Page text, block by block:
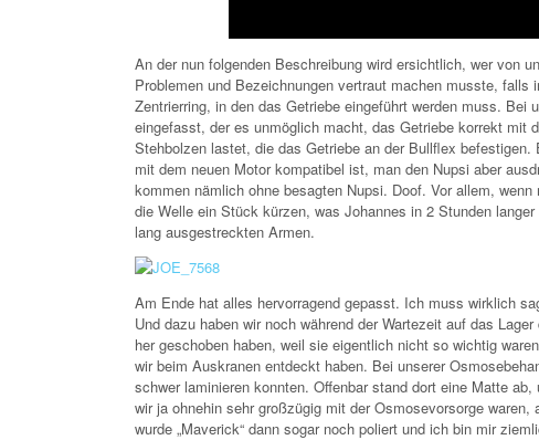
An der nun folgenden Beschreibung wird ersichtlich, wer von
Problemen und Bezeichnungen vertraut machen musste,
Zentrierring, in den das Getriebe eingeführt werden muss. Bei
eingefasst, der es unmöglich macht, das Getriebe korrekt
Stehbolzen lastet, die das Getriebe an der Bullflex
mit dem neuen Motor kompatibel ist, man den Nupsi aber
kommen nämlich ohne besagten Nupsi. Doof. Vor allem,
die Welle ein Stück kürzen, was Johannes in 2 Stunden
lang ausgestreckten Armen.
Am Ende hat alles hervorragend gepasst. Ich muss wirklich
Und dazu haben wir noch während der Wartezeit auf das
her geschoben haben, weil sie eigentlich nicht so wichtig
wir beim Auskranen entdeckt haben. Bei unserer
schwer laminieren konnten. Offenbar stand dort eine Matte
wir ja ohnehin sehr großzügig mit der Osmosevorsorge
wurde „Maverick“ dann sogar noch poliert und ich bin mir